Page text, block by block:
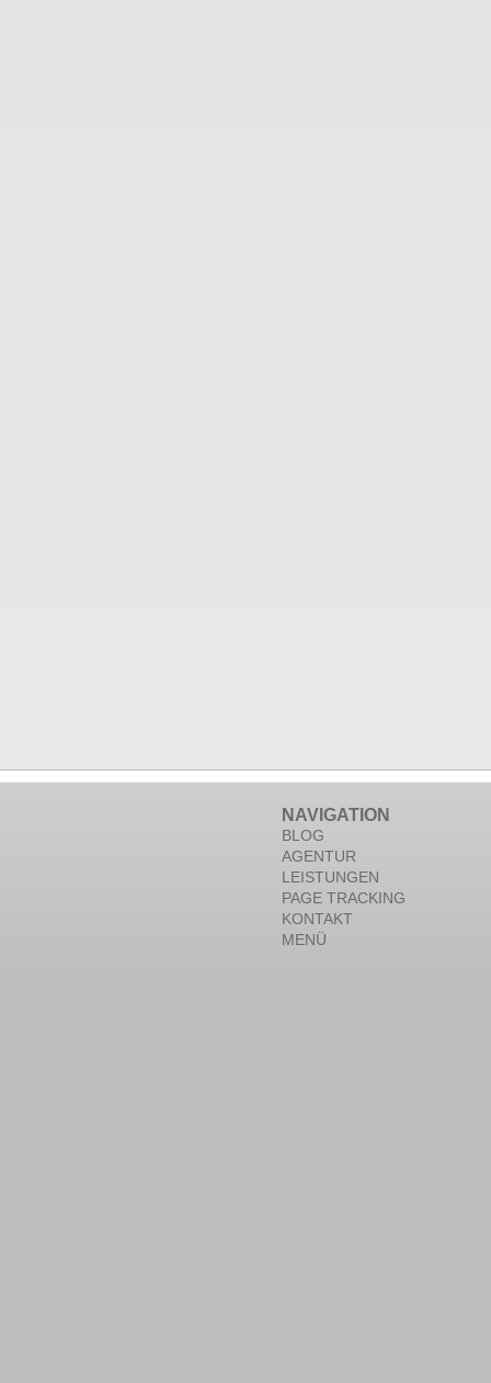
NAVIGATION
BLOG
AGENTUR
LEISTUNGEN
PAGE TRACKING
KONTAKT
MENÜ